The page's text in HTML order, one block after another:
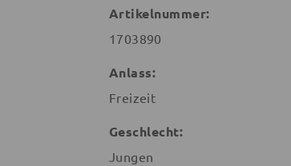
Artikelnummer:
1703890
Anlass:
Freizeit
Geschlecht:
Jungen